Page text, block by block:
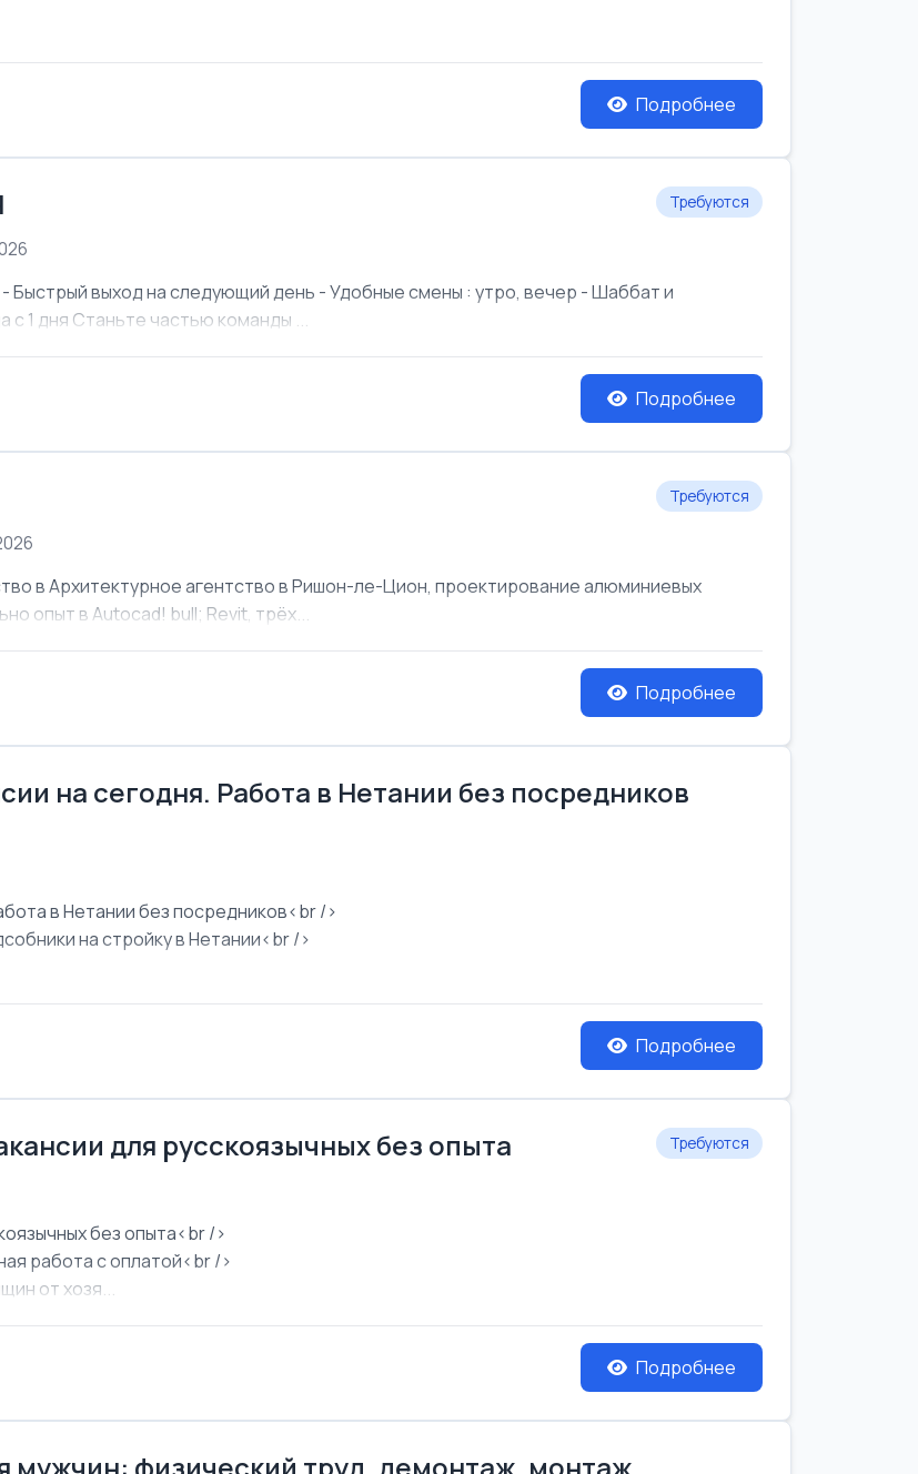
Подробнее
Требуются
Быстрый выход на следующий день - Удобные смены : утро, вечер - Шаббат и
с 1 дня Станьте частью команды ...
Подробнее
Требуются
в Архитектурное агентство в Ришон-ле-Цион, проектирование алюминиевых
опыт в Autocad! bull; Revit, трёх...
Подробнее
на сегодня. Работа в Нетании без посредников
в Нетании без посредников<br />
на стройку в Нетании<br />
Подробнее
для русскоязычных без опыта Требуются
без опыта<br />
работа с оплатой<br />
от хозя...
Подробнее